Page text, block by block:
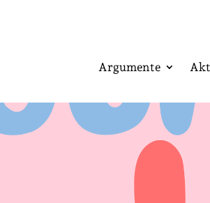
Argumente